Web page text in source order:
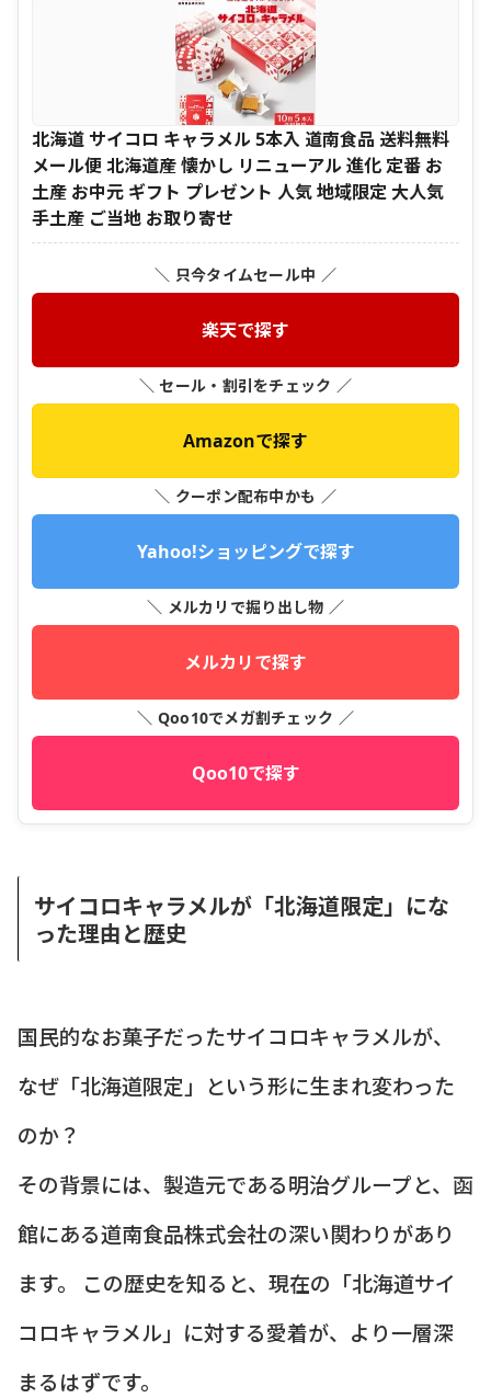
北海道 サイコロ キャラメル 5本入 道南食品 送料無料
メール便 北海道産 懐かし リニューアル 進化 定番 お
土産 お中元 ギフト プレゼント 人気 地域限定 大人気
手土産 ご当地 お取り寄せ
＼ 只今タイムセール中 ／
楽天で探す
＼ セール・割引をチェック ／
Amazonで探す
＼ クーポン配布中かも ／
Yahoo!ショッピングで探す
＼ メルカリで掘り出し物 ／
メルカリで探す
＼ Qoo10でメガ割チェック ／
Qoo10で探す
サイコロキャラメルが「北海道限定」にな
った理由と歴史
国民的なお菓子だったサイコロキャラメルが、
なぜ「北海道限定」という形に生まれ変わった
のか？
その背景には、製造元である明治グループと、函
館にある道南食品株式会社の深い関わりがあり
ます。 この歴史を知ると、現在の「北海道サイ
コロキャラメル」に対する愛着が、より一層深
まるはずです。